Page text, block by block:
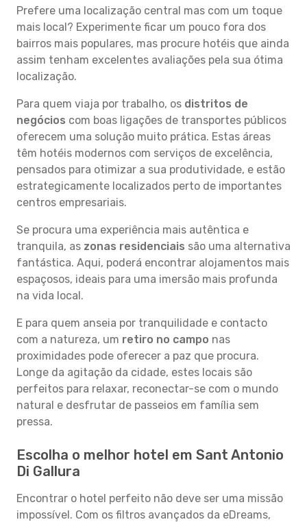
Prefere uma localização central mas com um toque
mais local? Experimente ficar um pouco fora dos
bairros mais populares, mas procure hotéis que ainda
assim tenham excelentes avaliações pela sua ótima
localização.
Para quem viaja por trabalho, os distritos de
negócios com boas ligações de transportes públicos
oferecem uma solução muito prática. Estas áreas
têm hotéis modernos com serviços de excelência,
pensados para otimizar a sua produtividade, e estão
estrategicamente localizados perto de importantes
centros empresariais.
Se procura uma experiência mais autêntica e
tranquila, as zonas residenciais são uma alternativa
fantástica. Aqui, poderá encontrar alojamentos mais
espaçosos, ideais para uma imersão mais profunda
na vida local.
E para quem anseia por tranquilidade e contacto
com a natureza, um retiro no campo nas
proximidades pode oferecer a paz que procura.
Longe da agitação da cidade, estes locais são
perfeitos para relaxar, reconectar-se com o mundo
natural e desfrutar de passeios em família sem
pressa.
Escolha o melhor hotel em Sant Antonio
Di Gallura
Encontrar o hotel perfeito não deve ser uma missão
impossível. Com os filtros avançados da eDreams,